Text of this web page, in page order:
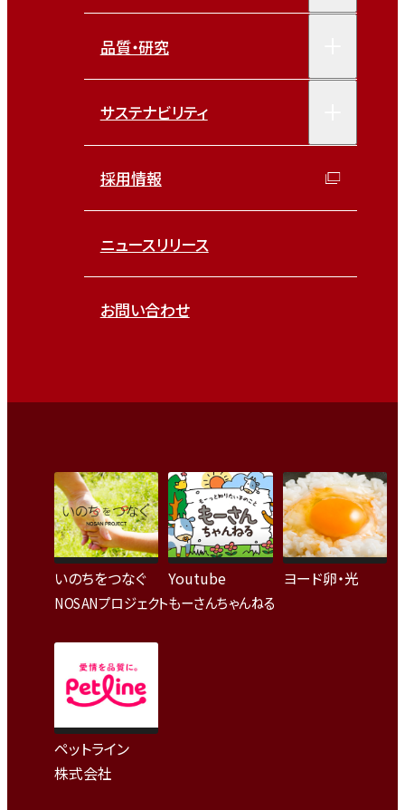
品質・研究
サステナビリティ
採用情報
ニュースリリース
お問い合わせ
いのちをつなぐ
NOSANプロジェクト
Youtube
もーさんちゃんねる
ヨード卵・光
ペットライン
株式会社